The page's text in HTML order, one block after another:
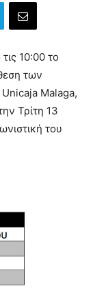
10:00 το
των
Malaga,
Τρίτη 13
του